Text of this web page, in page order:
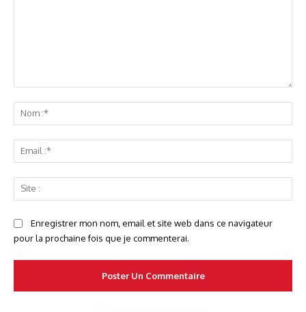
:*
:*
:
Enregistrer mon nom, email et site web dans ce navigateur
pour la prochaine fois que je commenterai.